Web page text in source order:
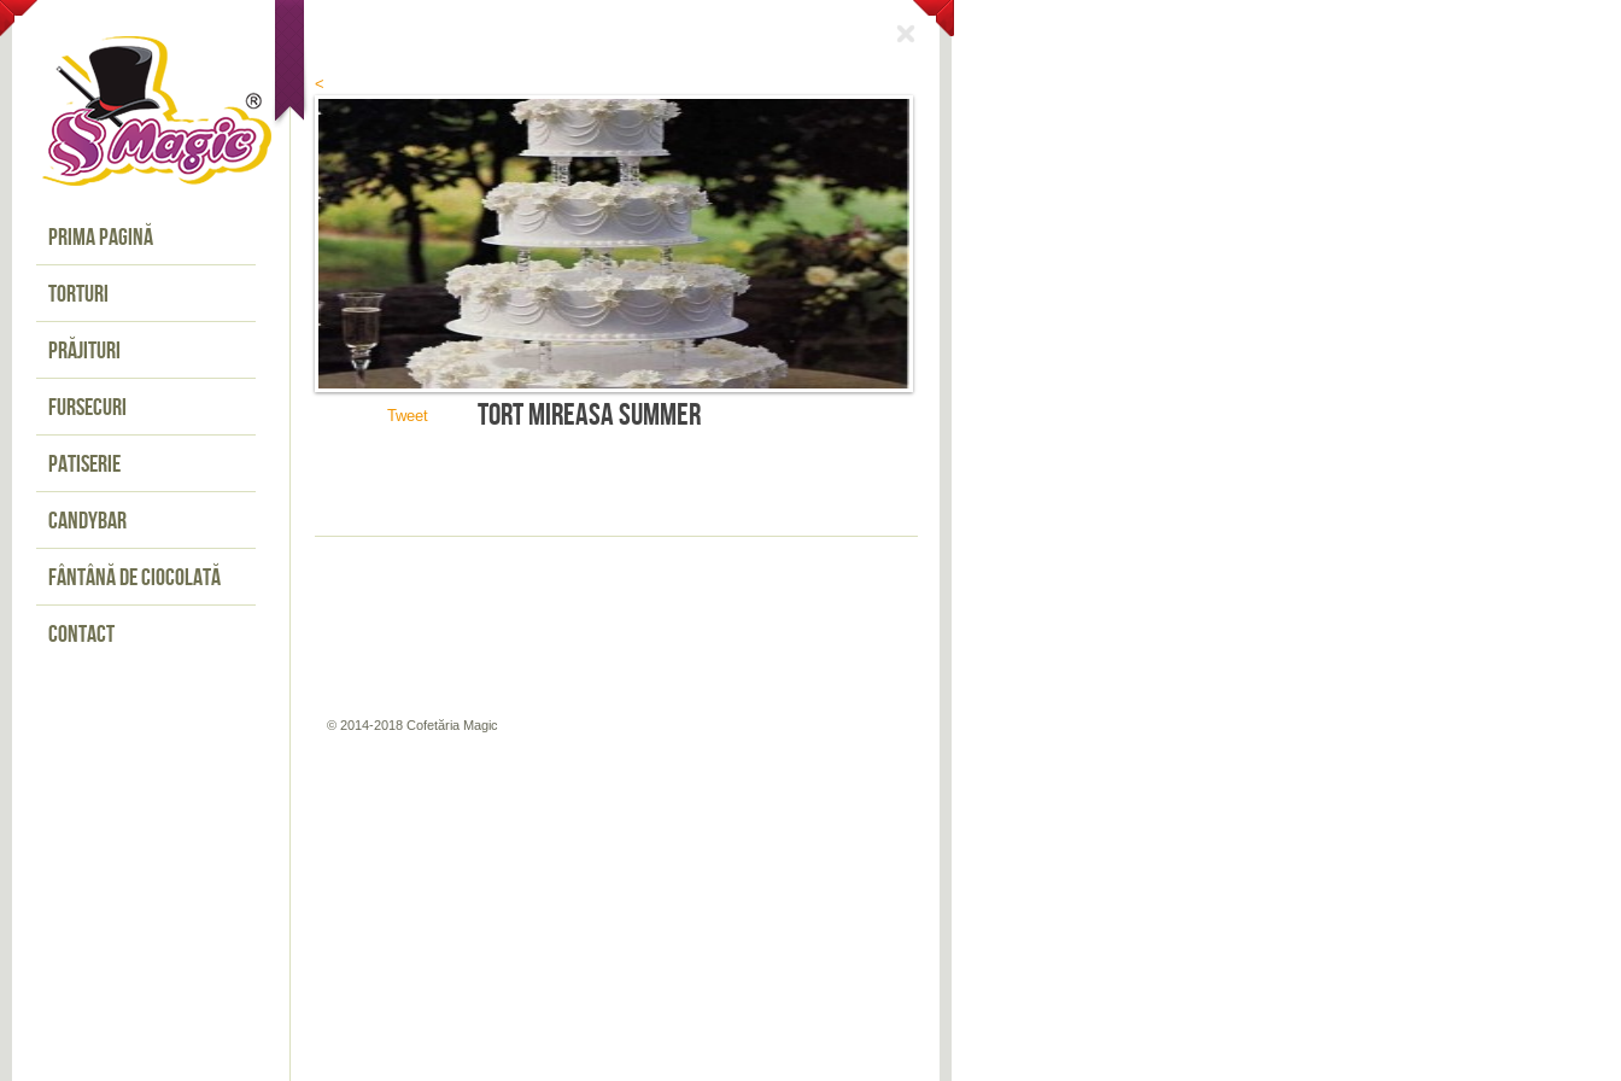
PRIMA PAGINĂ
TORTURI
PRĂJITURI
FURSECURI
PATISERIE
CANDYBAR
FÂNTÂNĂ DE CIOCOLATĂ
CONTACT
<
TORT MIREASA SUMMER
Tweet
© 2014-2018 Cofetăria Magic